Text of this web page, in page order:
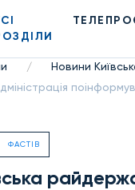
/ Новини
ФАСТІВ